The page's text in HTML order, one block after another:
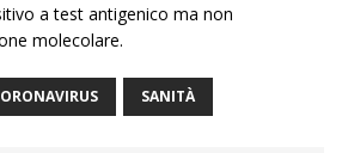
a test antigenico ma non
molecolare.
SANITÀ